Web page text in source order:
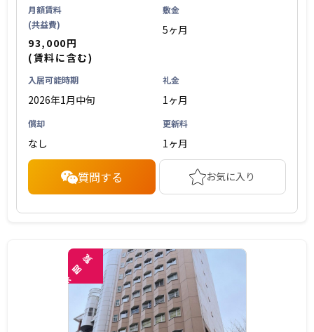
月額賃料
(共益費)
93,000円
(賃料に含む)
敷金
5ヶ月
入居可能時期
2026年1月中旬
礼金
1ヶ月
償却
なし
更新料
1ヶ月
質問する お気に入り
未
閲
覧